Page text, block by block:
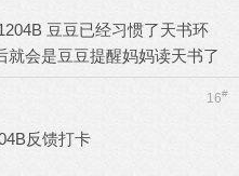
豆豆已经习惯了天书环
就会是豆豆提醒妈妈读天书了
16#
反馈打卡